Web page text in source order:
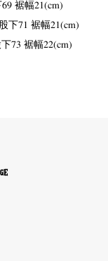
裾幅21(cm)
下71 裾幅21(cm)
73 裾幅22(cm)